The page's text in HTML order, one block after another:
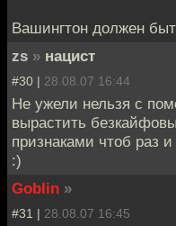
Вашингтон должен
zs » нацист
#30 | 28.08.07 16:44
Не ужели нельзя с
вырастить
признаками чтоб раз
:)
Goblin »
#31 | 28.08.07 16:45